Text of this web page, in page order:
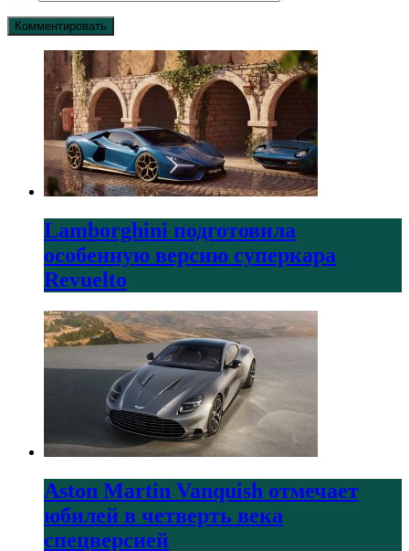
Lamborghini подготовила
особенную версию суперкара
Revuelto
Aston Martin Vanquish отмечает
юбилей в четверть века
спецверсией